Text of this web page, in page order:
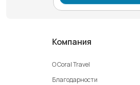
Компания
О Coral Travel
Благодарности